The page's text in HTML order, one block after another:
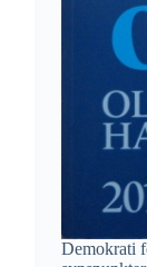
Demokrati